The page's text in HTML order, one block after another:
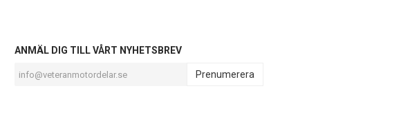
ANMÄL DIG TILL VÅRT NYHETSBREV
Prenumerera